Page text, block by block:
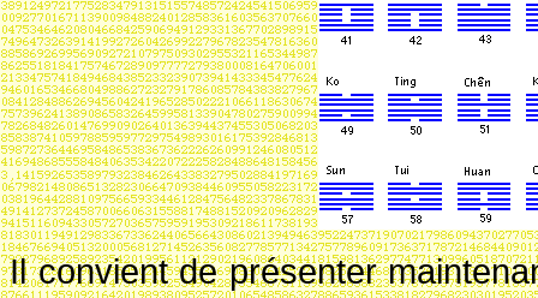
Il convient de présenter